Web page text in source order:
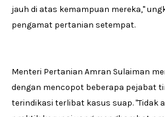
jauh di atas kemampuan mereka,"
pengamat pertanian setempat.
Menteri Pertanian Amran Sulaiman
dengan mencopot beberapa pejabat
terindikasi terlibat kasus suap. "Tidak